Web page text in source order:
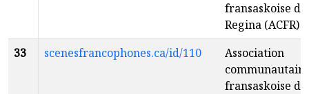
fransaskoise de
Regina (ACFR)
33
scenesfrancophones.ca/id/110
Association
communautaire
fransaskoise de